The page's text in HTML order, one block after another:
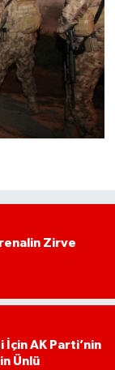
Zirve
İçin AK Parti’nin
Ünlü